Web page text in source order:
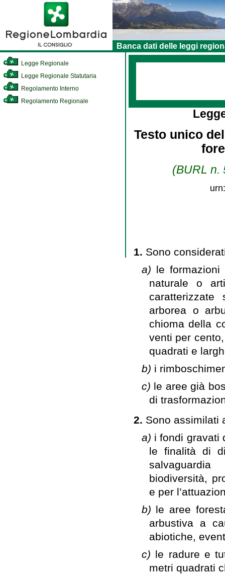
Banca dati delle leggi
Legge Regionale
Legge Regionale Statutaria
Regolamento Interno
Regolamento Regionale
Testo unico
(BURL n.
1. Sono
a) le
naturale o
caratterizzate
arborea o
chioma della
venti per
quadrati e
b) i
c) le aree già
di
2. Sono assimilati
a) i fondi gravati
le finalità di
biodiversità,
e per
b) le aree
arbustiva a
abiotiche,
c) le radure e
metri quadrati